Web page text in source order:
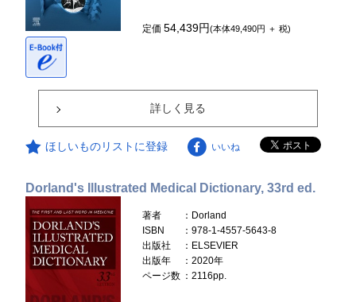
定価54,439円(本体49,490円 ＋ 税)
詳しく見る
ほしいものリストに登録 いいね
Dorland's Illustrated Medical Dictionary, 33rd ed.
著者
：Dorland
ISBN
：978-1-4557-5643-8
出版社
：ELSEVIER
出版年
：2020年
ページ数 ：2116pp.